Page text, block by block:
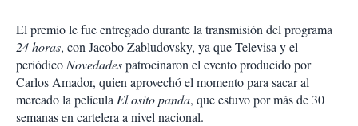
El premio le fue entregado durante la transmisión del programa
24 horas, con Jacobo Zabludovsky, ya que Televisa y el
periódico Novedadespatrocinaron el evento producido por
Carlos Amador, quien aprovechó el momento para sacar al
mercado la película El osito panda, que estuvo por más de 30
semanas en cartelera a nivel nacional.